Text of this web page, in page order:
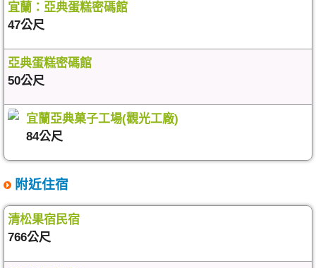
宜蘭：亞典蛋糕密碼館
47公尺
亞典蛋糕密碼館
50公尺
宜蘭亞典菓子工場(觀光工廠)
84公尺
附近住宿
清松果宿民宿
766公尺